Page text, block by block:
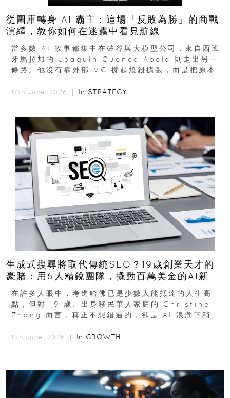
從圖庫轉身 AI 霸主：這場「反敗為勝」的商戰
演繹，教你如何在迷霧中看見航線
當多數 AI 故事都集中在矽谷與大模型公司，來自西班
牙馬拉加的 Joaquín Cuenca Abela 則走出另一
條路。他沒有靠外部 VC 撐起燒錢擴張，而是把原本
17th June, 2026 ｜ In STRATEGY
生成式搜尋將取代傳統SEO？19歲創業天才的
豪賭：用6人精銳團隊，撬動百萬美金的AI新商
機
在許多人眼中，考進哈佛已是少數人能抵達的人生高
點，但對 19 歲、出身移民華人家庭的 Christine
Zhang 而言，真正不想錯過的，卻是 AI 浪潮下稍縱
11th June, 2026 ｜ In GROWTH